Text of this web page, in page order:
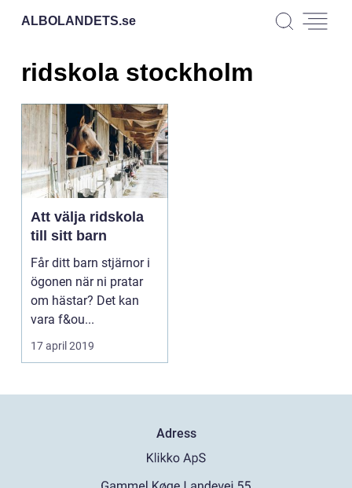
ALBOLANDETS.se
ridskola stockholm
Att välja ridskola
till sitt barn
Får ditt barn stjärnor i
ögonen när ni pratar
om hästar? Det kan
vara f&ou...
17 april 2019
Adress